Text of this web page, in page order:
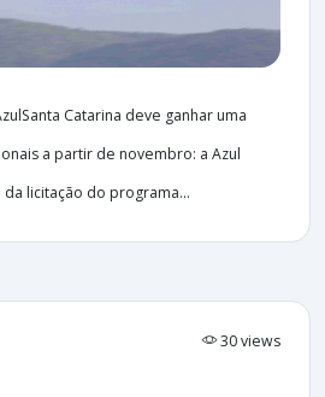
Catarina deve ganhar uma
a partir de novembro: a Azul
licitação do programa...
30 views